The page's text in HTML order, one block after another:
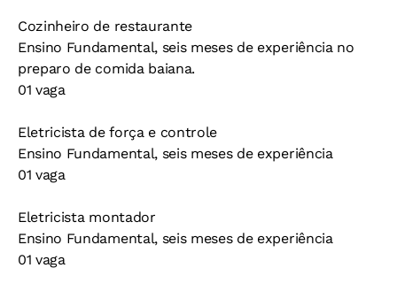
Cozinheiro de restaurante
Ensino Fundamental, seis meses de experiência no
preparo de comida baiana.
01 vaga
Eletricista de força e controle
Ensino Fundamental, seis meses de experiência
01 vaga
Eletricista montador
Ensino Fundamental, seis meses de experiência
01 vaga